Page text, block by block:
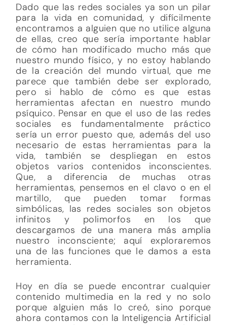
Dado que las redes sociales ya son un pilar
para la vida en comunidad, y difícilmente
encontramos a alguien que no utilice alguna
de ellas, creo que sería importante hablar
de cómo han modificado mucho más que
nuestro mundo físico, y no estoy hablando
de la creación del mundo virtual, que me
parece que también debe ser explorado,
pero si hablo de cómo es que estas
herramientas afectan en nuestro mundo
psíquico. Pensar en que el uso de las redes
sociales es fundamentalmente práctico
sería un error puesto que, además del uso
necesario de estas herramientas para la
vida, también se despliegan en estos
objetos varios contenidos inconscientes.
Que, a diferencia de muchas otras
herramientas, pensemos en el clavo o en el
martillo, que pueden tomar formas
simbólicas, las redes sociales son objetos
infinitos y polimorfos en los que
descargamos de una manera más amplia
nuestro inconsciente; aquí exploraremos
una de las funciones que le damos a esta
herramienta.
Hoy en día se puede encontrar cualquier
contenido multimedia en la red y no solo
porque alguien más lo creó, sino porque
ahora contamos con la Inteligencia Artificial